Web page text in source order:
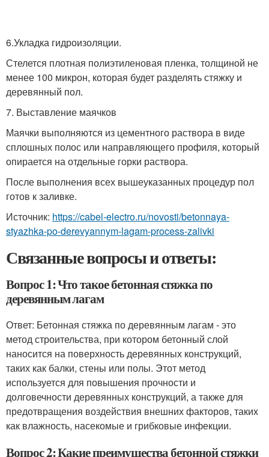
6.Укладка гидроизоляции.
Стелется плотная полиэтиленовая пленка, толщиной не
менее 100 микрон, которая будет разделять стяжку и
деревянный пол.
7. Выставление маячков
Маячки выполняются из цементного раствора в виде
сплошных полос или направляющего профиля, который
опирается на отдельные горки раствора.
После выполнения всех вышеуказанных процедур пол
готов к заливке.
Источник: https://cabel-electro.ru/novosti/betonnaya-
styazhka-po-derevyannym-lagam-process-zalivki
Связанные вопросы и ответы:
Вопрос 1: Что такое бетонная стяжка по
деревянным лагам
Ответ: Бетонная стяжка по деревянным лагам - это
метод строительства, при котором бетонный слой
наносится на поверхность деревянных конструкций,
таких как балки, стены или полы. Этот метод
используется для повышения прочности и
долговечности деревянных конструкций, а также для
предотвращения воздействия внешних факторов, таких
как влажность, насекомые и грибковые инфекции.
Вопрос 2: Какие преимущества бетонной стяжки